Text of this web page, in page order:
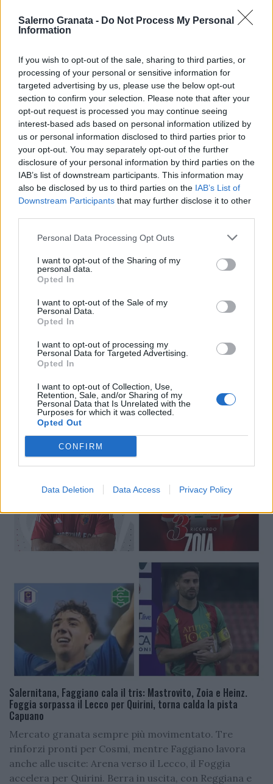
Salerno Granata - Do Not Process My Personal
Information
If you wish to opt-out of the sale, sharing to third parties, or
processing of your personal or sensitive information for
targeted advertising by us, please use the below opt-out
section to confirm your selection. Please note that after your
opt-out request is processed you may continue seeing
interest-based ads based on personal information utilized by
us or personal information disclosed to third parties prior to
your opt-out. You may separately opt-out of the further
disclosure of your personal information by third parties on the
IAB’s list of downstream participants. This information may
also be disclosed by us to third parties on the IAB’s List of
Downstream Participants that may further disclose it to other
Personal Data Processing Opt Outs
I want to opt-out of the Sharing of my
personal data.
Opted In
I want to opt-out of the Sale of my
Personal Data.
Opted In
I want to opt-out of processing my
Personal Data for Targeted Advertising.
Opted In
I want to opt-out of Collection, Use,
Retention, Sale, and/or Sharing of my
Personal Data that Is Unrelated with the
Purposes for which it was collected.
Opted Out
CONFIRM
Data Deletion Data Access Privacy Policy
🔥 Trending
Salernitana, Faggiano cala il tris: Mastrovito, Zoia e Heinz.
Foggia sorpassa il Lecco per Quirini, torna calda la pista
Capuano
Mercato granata sempre più movimentato. Tre
rinforzi pronti per Cosmi, mentre Faggiano lavora
anche alle uscite: Arena verso il Lecco, il Foggia
accelera per Quirini. Berra in uscita, con Reggiana e